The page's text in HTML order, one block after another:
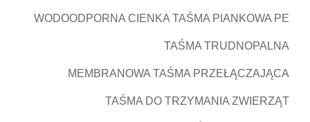
WODOODPORNA CIENKA TAŚMA PIANKOWA PE
TAŚMA TRUDNOPALNA
MEMBRANOWA TAŚMA PRZEŁĄCZAJĄCA
TAŚMA DO TRZYMANIA ZWIERZĄT